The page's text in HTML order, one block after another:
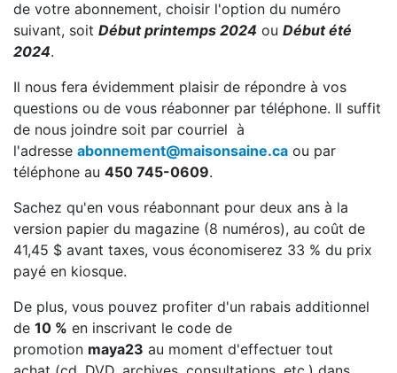
de votre abonnement, choisir l'option du numéro
suivant, soit Début printemps 2024 ou Début été
2024.
Il nous fera évidemment plaisir de répondre à vos
questions ou de vous réabonner par téléphone. Il suffit
de nous joindre soit par courriel à
l'adresse abonnement@maisonsaine.ca ou par
téléphone au 450 745-0609.
Sachez qu'en vous réabonnant pour deux ans à la
version papier du magazine (8 numéros), au coût de
41,45 $ avant taxes, vous économiserez 33 % du prix
payé en kiosque.
De plus, vous pouvez profiter d'un rabais additionnel
de 10 % en inscrivant le code de
promotion maya23 au moment d'effectuer tout